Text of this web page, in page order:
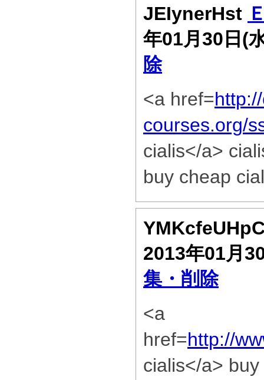
JEIynerHst
年01月30日(
除
<a href=
courses.org/
cialis</a>
buy cheap
2013年01月
集・削除
<a
href=http://
cialis</a>